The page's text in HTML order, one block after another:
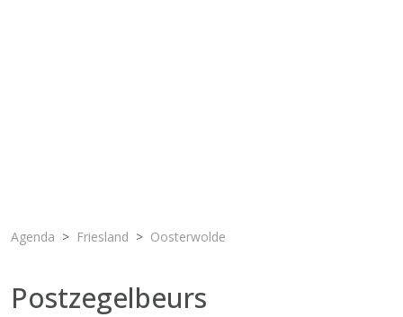
Agenda Friesland Oosterwolde
Postzegelbeurs